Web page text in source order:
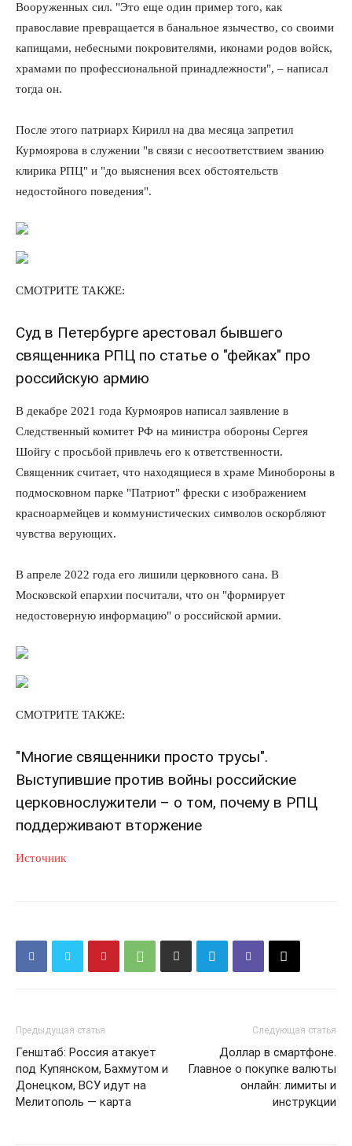
Вооруженных сил. "Это еще один пример того, как
православие превращается в банальное язычество, со своими
капищами, небесными покровителями, иконами родов войск,
храмами по профессиональной принадлежности", – написал
тогда он.
После этого патриарх Кирилл на два месяца запретил
Курмоярова в служении "в связи с несоответствием званию
клирика РПЦ" и "до выяснения всех обстоятельств
недостойного поведения".
СМОТРИТЕ ТАКЖЕ:
Суд в Петербурге арестовал бывшего
священника РПЦ по статье о "фейках" про
российскую армию
В декабре 2021 года Курмояров написал заявление в
Следственный комитет РФ на министра обороны Сергея
Шойгу с просьбой привлечь его к ответственности.
Священник считает, что находящиеся в храме Минобороны в
подмосковном парке "Патриот" фрески с изображением
красноармейцев и коммунистических символов оскорбляют
чувства верующих.
В апреле 2022 года его лишили церковного сана. В
Московской епархии посчитали, что он "формирует
недостоверную информацию" о российской армии.
СМОТРИТЕ ТАКЖЕ:
"Многие священники просто трусы".
Выступившие против войны российские
церковнослужители – о том, почему в РПЦ
поддерживают вторжение
Источник
Предыдущая статья
Генштаб: Россия атакует
под Купянском, Бахмутом и
Донецком, ВСУ идут на
Мелитополь — карта
Следующая статья
Доллар в смартфоне.
Главное о покупке валюты
онлайн: лимиты и
инструкции